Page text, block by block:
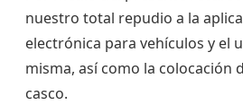
nuestro total repudio a la
electrónica para vehículos y el
misma, así como la colocación
casco.